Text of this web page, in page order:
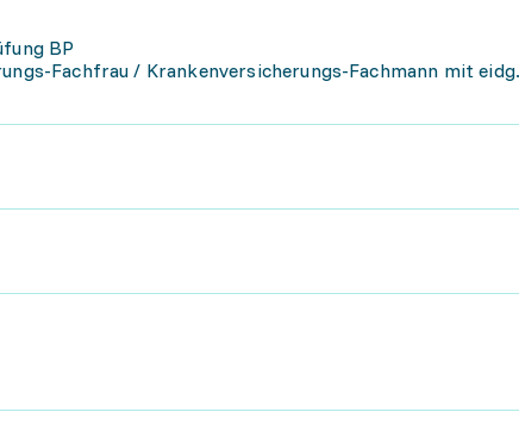
BP
Fachfrau / Krankenversicherungs-Fachmann mit eidg.